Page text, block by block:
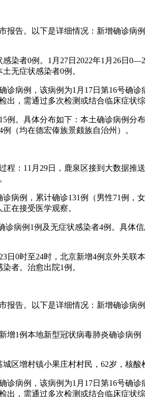
告。以下是详细情况：新增确诊病
染者0例。1月27日2022年1月26日
无症状感染者0例。
诊病例，该病例为1月17日第16号确
，需通过多次检测或结合临床症状综
。具体分布如下：本土确诊病例
（均在德宏傣族景颇族自治州）。
：11月29日，鹿泉区接到大数据
病例，累计确诊131例（男性71例
在接受医学观察。
病例1例及无症状感染者4例。具体
0时至24时，北京新增4例京外关
者。治愈出院1例。
告。以下是详细情况：新增确诊病
增1例本地新型冠状病毒肺炎确诊病
区增村镇小果庄村村民，62岁，核酸
诊病例，该病例为1月17日第16号确
，需通过多次检测或结合临床症状综